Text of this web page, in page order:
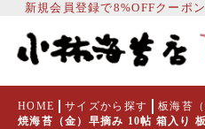
新規会員登録で8%OFFクーポ
HOME サイズから探す
板海苔
焼海苔（金）早摘み 10帖 箱入り